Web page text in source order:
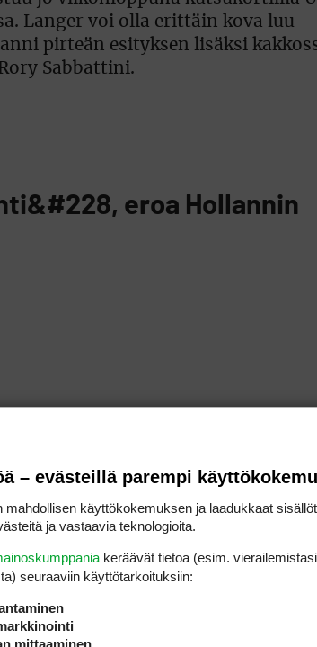
Langer voi olla erittäin kova luu
pirteän esityksen lisäksi
Sabbattini.
eroa Hollannin
maine golfpiireissä. 42 kertaa
– evästeillä parempi
mahdollisen käyttökokemuksen ja laadukkaat
ja vastaavia teknologioita.
keräävät tietoa (esim. vierailemis­tasi
seuraaviin käyttötarkoituksiin:
mittaaminen